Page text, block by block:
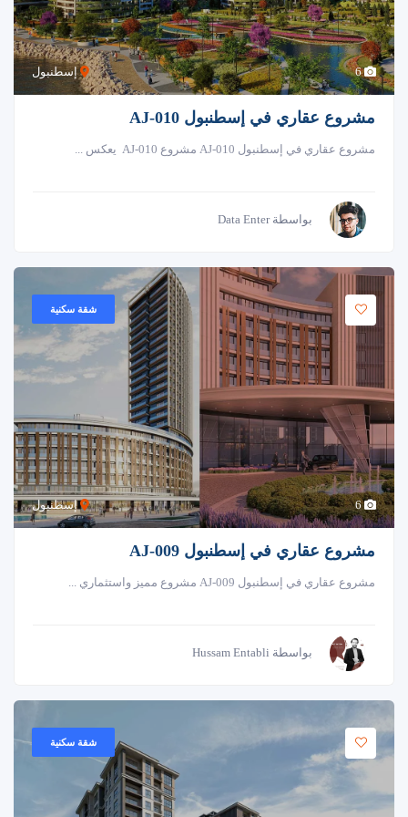
إسطنبول 6
مشروع عقاري في إسطنبول AJ-010
مشروع عقاري في إسطنبول AJ-010 مشروع AJ-010 يعكس ...
بواسطة Data Enter
إسطنبول
شقة سكنية
6
مشروع عقاري في إسطنبول AJ-009
مشروع عقاري في إسطنبول AJ-009 مشروع مميز واستثماري ...
بواسطة Hussam Entabli
شقة سكنية